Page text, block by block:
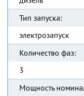
Тип запуска:
электрозапуск
Количество фаз:
3
Мощность